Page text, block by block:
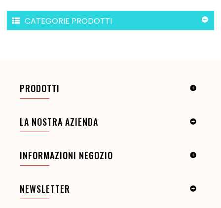
CATEGORIE PRODOTTI 
PRODOTTI 
LA NOSTRA AZIENDA 
INFORMAZIONI NEGOZIO 
NEWSLETTER 